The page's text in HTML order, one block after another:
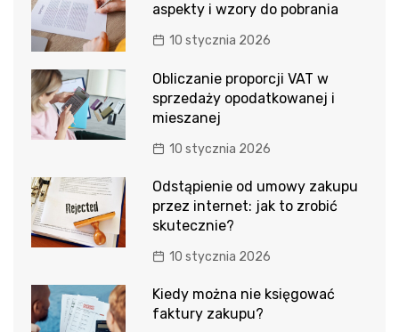
aspekty i wzory do pobrania
10 stycznia 2026
Obliczanie proporcji VAT w
sprzedaży opodatkowanej i
mieszanej
10 stycznia 2026
Odstąpienie od umowy zakupu
przez internet: jak to zrobić
skutecznie?
10 stycznia 2026
Kiedy można nie księgować
faktury zakupu?